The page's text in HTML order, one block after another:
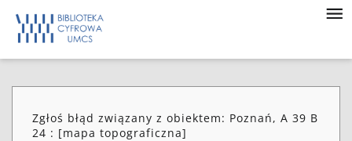
Zgłoś błąd związany z obiektem: Poznań, A 39 B
24 : [mapa topograficzna]